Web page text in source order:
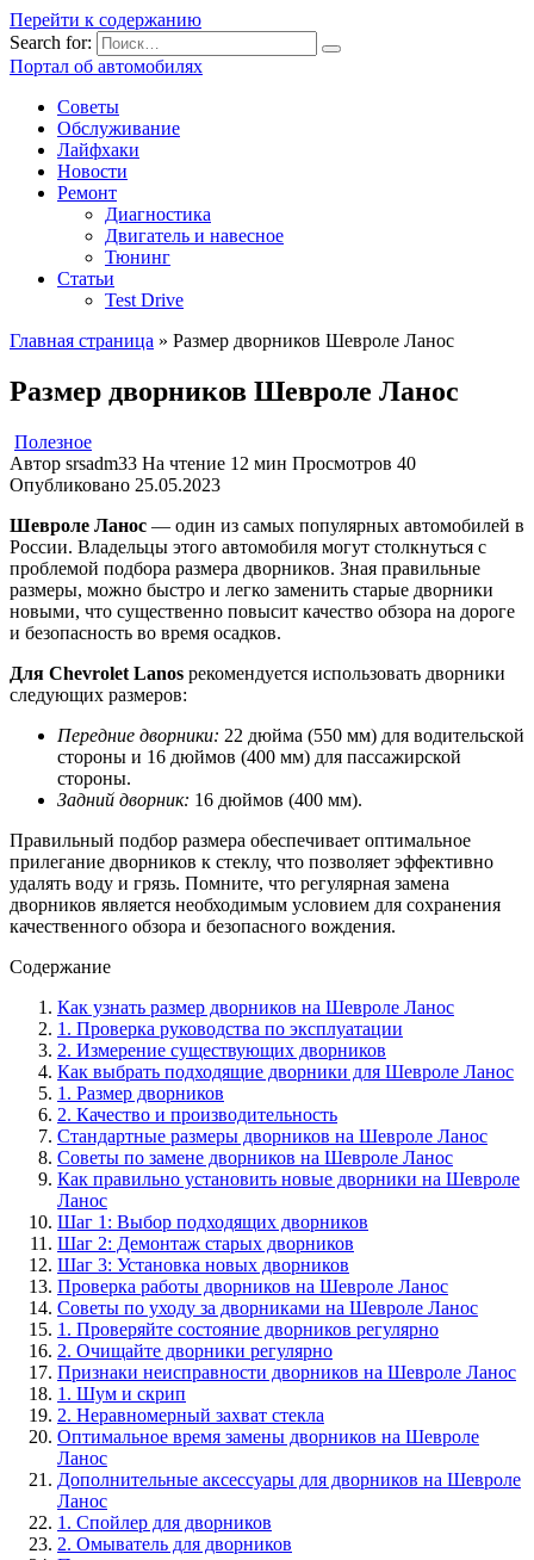
Перейти к содержанию
Search for:
Портал об автомобилях
Советы
Обслуживание
Лайфхаки
Новости
Ремонт
Диагностика
Двигатель и навесное
Тюнинг
Статьи
Test Drive
Главная страница » Размер дворников Шевроле Ланос
Размер дворников Шевроле Ланос
Полезное
Автор srsadm33 На чтение 12 мин Просмотров 40
Опубликовано 25.05.2023
Шевроле Ланос — один из самых популярных автомобилей в
России. Владельцы этого автомобиля могут столкнуться с
проблемой подбора размера дворников. Зная правильные
размеры, можно быстро и легко заменить старые дворники
новыми, что существенно повысит качество обзора на дороге
и безопасность во время осадков.
Для Chevrolet Lanos рекомендуется использовать дворники
следующих размеров:
Передние дворники: 22 дюйма (550 мм) для водительской
стороны и 16 дюймов (400 мм) для пассажирской
стороны.
Задний дворник: 16 дюймов (400 мм).
Правильный подбор размера обеспечивает оптимальное
прилегание дворников к стеклу, что позволяет эффективно
удалять воду и грязь. Помните, что регулярная замена
дворников является необходимым условием для сохранения
качественного обзора и безопасного вождения.
Содержание
Как узнать размер дворников на Шевроле Ланос
1. Проверка руководства по эксплуатации
2. Измерение существующих дворников
Как выбрать подходящие дворники для Шевроле Ланос
1. Размер дворников
2. Качество и производительность
Стандартные размеры дворников на Шевроле Ланос
Советы по замене дворников на Шевроле Ланос
Как правильно установить новые дворники на Шевроле
Ланос
Шаг 1: Выбор подходящих дворников
Шаг 2: Демонтаж старых дворников
Шаг 3: Установка новых дворников
Проверка работы дворников на Шевроле Ланос
Советы по уходу за дворниками на Шевроле Ланос
1. Проверяйте состояние дворников регулярно
2. Очищайте дворники регулярно
Признаки неисправности дворников на Шевроле Ланос
1. Шум и скрип
2. Неравномерный захват стекла
Оптимальное время замены дворников на Шевроле
Ланос
Дополнительные аксессуары для дворников на Шевроле
Ланос
1. Спойлер для дворников
2. Омыватель для дворников